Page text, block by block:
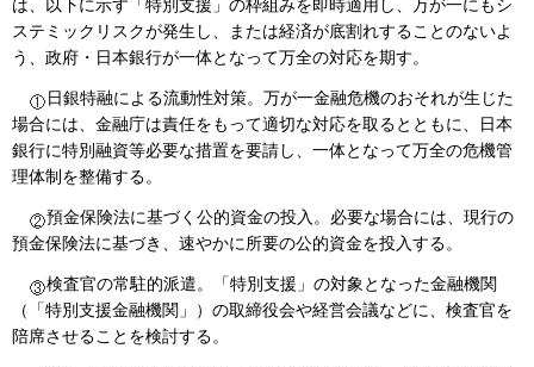
は、以下に示す「特別支援」の枠組みを即時適用し、万が一にもシ
ステミックリスクが発生し、または経済が底割れすることのないよ
う、政府・日本銀行が一体となって万全の対応を期す。
日銀特融による流動性対策。万が一金融危機のおそれが生じた
場合には、金融庁は責任をもって適切な対応を取るとともに、日本
銀行に特別融資等必要な措置を要請し、一体となって万全の危機管
理体制を整備する。
預金保険法に基づく公的資金の投入。必要な場合には、現行の
預金保険法に基づき、速やかに所要の公的資金を投入する。
検査官の常駐的派遣。「特別支援」の対象となった金融機関
（「特別支援金融機関」）の取締役会や経営会議などに、検査官を
陪席させることを検討する。